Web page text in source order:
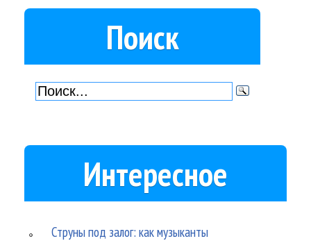
Поиск
Интересное
Струны под залог: как музыканты